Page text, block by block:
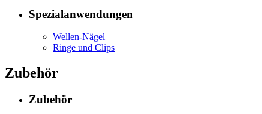
Spezialanwendungen
Wellen-Nägel
Ringe und Clips
Zubehör
Zubehör